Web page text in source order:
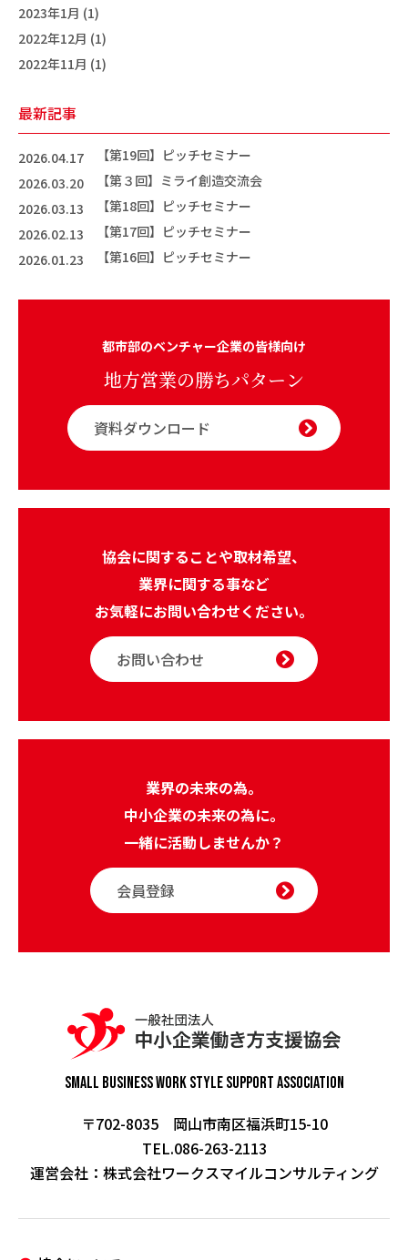
2023年1月 (1)
2022年12月 (1)
2022年11月 (1)
最新記事
2026.04.17
【第19回】ピッチセミナー
2026.03.20
【第３回】ミライ創造交流会
2026.03.13
【第18回】ピッチセミナー
2026.02.13
【第17回】ピッチセミナー
2026.01.23
【第16回】ピッチセミナー
都市部のベンチャー企業の皆様向け
地方営業の勝ちパターン
資料ダウンロード
協会に関することや取材希望、
業界に関する事など
お気軽にお問い合わせください。
お問い合わせ
業界の未来の為。
中小企業の未来の為に。
一緒に活動しませんか？
会員登録
Small Business Work StyleSupport Association
〒702-8035 岡山市南区福浜町15-10
TEL.086-263-2113
運営会社： 株式会社ワークスマイルコンサルティング